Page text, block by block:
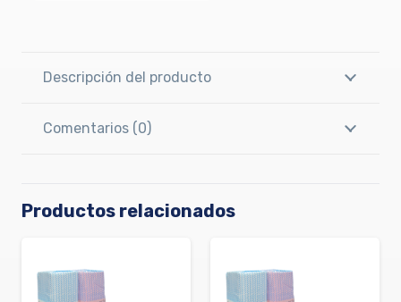
Descripción del producto
Comentarios (0)
Productos relacionados